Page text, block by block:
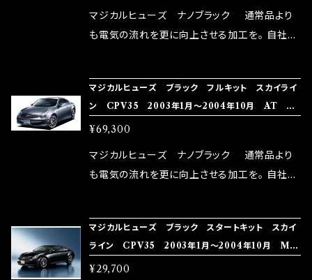
リットが無い。と。 コラボ開発製品です。 購入先
はこちらのマジカルヒューズ直販サイトと横浜に
rz）の2店舗の専売品になりますので宜しくお願
い致します。
マジカルヒューズ ナノブラック 通常品より
も電気の流れを更に向上させる加工を。 自社比
メ！ レーシングドライバーMAX織戸選手がテス
ターとなり吟味し時間を掛けて検証し、これは
体感出来て面白く、車には必ずプラスになりデメ
リットが無い。と。 コラボ開発製品です。 購入先
はこちらのマジカルヒューズ直販サイトと横浜に
rz）の2店舗の専売品になりますので宜しくお願
い致します。
マジカルヒューズ ブラック フルキット スカイライ
ン CPV35 2003年1月～2004年10月 AT M
FNFB203 42個
¥69,300
マジカルヒューズ ナノブラック 通常品より
も電気の流れを更に向上させる加工を。 自社比
メ！ レーシングドライバーMAX織戸選手がテス
ターとなり吟味し時間を掛けて検証し、これは
体感出来て面白く、車には必ずプラスになりデメ
マジカルヒューズ ブラック スタートキット スカイ
ライン CPV35 2003年1月～2004年10月 MF
NB207 18個
¥29,700